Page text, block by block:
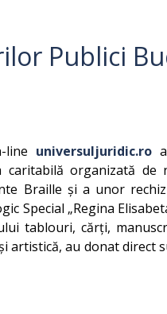
Publici
line universuljuridic.ro
caritabilă organizată
Braille și a unor
Special „Regina
tablouri, cărți,
artistică, au donat direct